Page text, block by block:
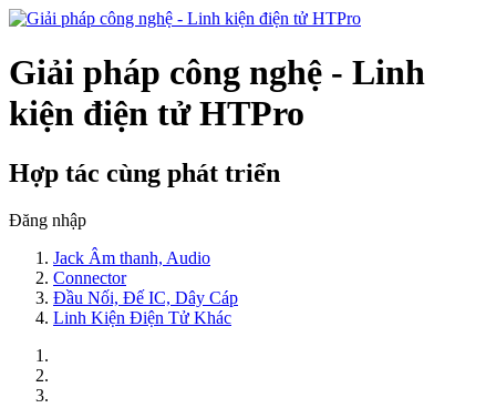
Giải pháp công nghệ - Linh
kiện điện tử HTPro
Hợp tác cùng phát triển
Đăng nhập
Jack Âm thanh, Audio
Connector
Đầu Nối, Đế IC, Dây Cáp
Linh Kiện Điện Tử Khác